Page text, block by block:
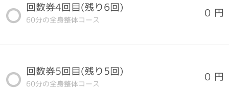
回数券4回目(残り6回)
60分の全身整体コース
0 円
回数券5回目(残り5回)
60分の全身整体コース
0 円